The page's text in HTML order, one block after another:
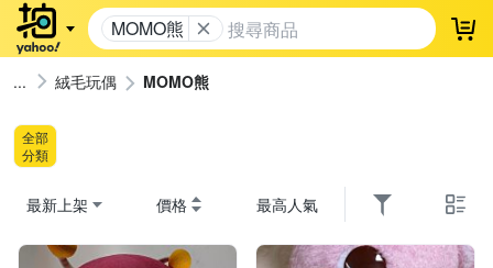
MOMO熊 登
絨毛玩偶 MOMO熊
全部
分類
最新上架 價格 最高人氣